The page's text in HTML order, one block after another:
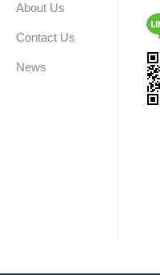
About Us
Contact Us
News